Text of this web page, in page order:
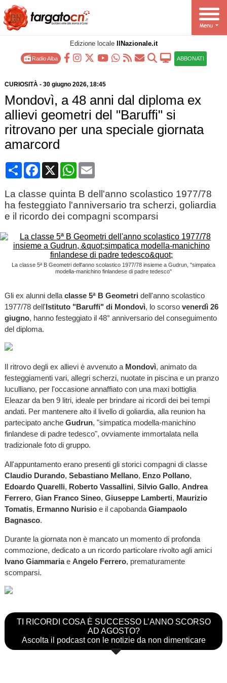
Edizione locale IlNazionale.it
Radio Alba ABBONATI
CURIOSITÀ- 30 giugno 2026, 18:45
Mondovì, a 48 anni dal diploma ex
allievi geometri del "Baruffi" si
ritrovano per una speciale giornata
amarcord
CondividiFacebook
X WhatsApp
Email
La classe quinta B dell'anno scolastico 1977/78
ha festeggiato l'anniversario tra scherzi, goliardia
e il ricordo dei compagni scomparsi
La classe 5ª B Geometri dell'anno scolastico 1977/78 insieme a Gudrun, "simpatica
modella-manichino finlandese di padre tedesco"
Gli ex alunni della classe 5ª B Geometri dell'anno scolastico
1977/78 dell'Istituto "Baruffi" di Mondovì, lo scorso venerdì 26
giugno, hanno festeggiato il 48° anniversario del conseguimento
del diploma.
Il ritrovo degli ex allievi è avvenuto a Mondovì, animato da
festeggiamenti vari, allegri scherzi, nuotate in piscina e un pranzo
luculliano, per l'occasione annaffiato con una maxi bottiglia
Eleazar da ben 9 litri, ideale per brindare ai ricordi dei bei tempi
andati. Per mantenere alto il livello di goliardia, alla reunion ha
partecipato anche Gudrun, "simpatica modella-manichino
finlandese di padre tedesco", ovviamente immortalata nella
tradizionale foto di gruppo.
All'appuntamento erano presenti gli storici compagni di classe
Claudio Durando, Sebastiano Mellano, Enzo Pollano,
Edoardo Quarelli, Roberto Vassallini, Silvio Gallo, Andrea
Ferrero, Gian Franco Sineo, Giuseppe Lamberti, Maurizio
Tomatis, Ermanno Nurisioe il capobanda Giampaolo
Bagnasco.
Durante la giornata non è mancato un momento di profonda
commozione, dedicato a un ricordo particolare rivolto agli amici
Ivano Giammariae Angelo Ferrero, prematuramente
scomparsi.
TI RICORDI COSA È SUCCESSO L’ANNO SCORSO
AD AGOSTO?
Ascolta il podcast con le notizie da non dimenticare